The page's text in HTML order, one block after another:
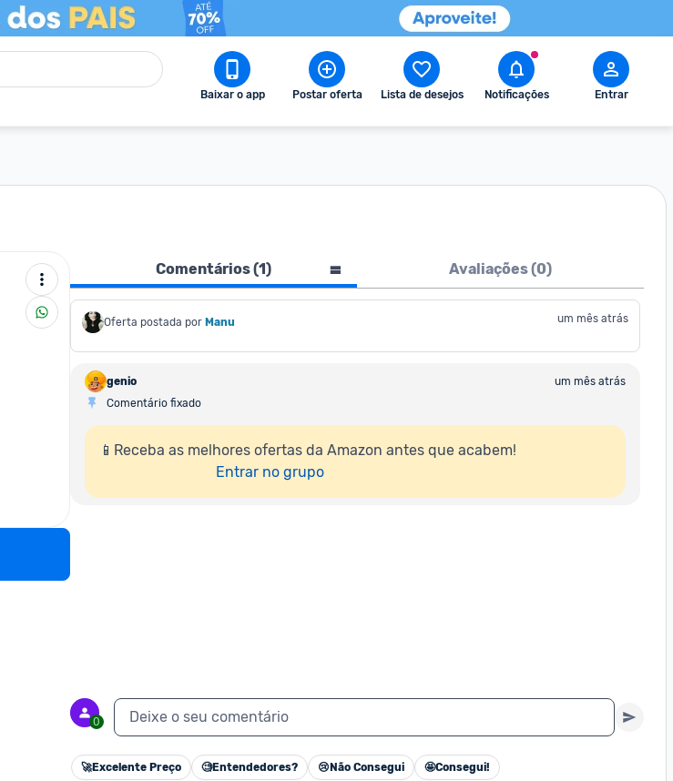
Baixar o app Postar oferta Lista de desejos Notificações Entrar
Comentários (1) Avaliações (0)
Oferta postada por Manu um mês atrás
genio
um mês atrás
Comentário fixado
📱Receba as melhores ofertas da Amazon antes que acabem!
Entrar no grupo
0 Deixe o seu comentário
🚀Excelente Preço 🧐Entendedores? 😢 Não Consegui 🤩Consegui!